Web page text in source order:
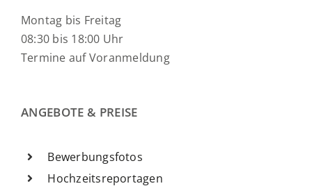
Montag bis Freitag
08:30 bis 18:00 Uhr
Termine auf Voranmeldung
ANGEBOTE & PREISE
Bewerbungsfotos
Hochzeitsreportagen